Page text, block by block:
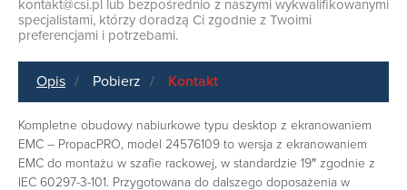
kontakt@csi.pl lub bezpośrednio z naszymi wykwalifikowanymi
specjalistami, którzy doradzą Ci zgodnie z Twoimi
preferencjami i potrzebami.
Opis Pobierz Kontakt
Kompletne obudowy nabiurkowe typu desktop z ekranowaniem
EMC – PropacPRO, model 24576109 to wersja z ekranowaniem
EMC do montażu w szafie rackowej, w standardzie 19″ zgodnie z
IEC 60297-3-101. Przygotowana do dalszego doposażenia w